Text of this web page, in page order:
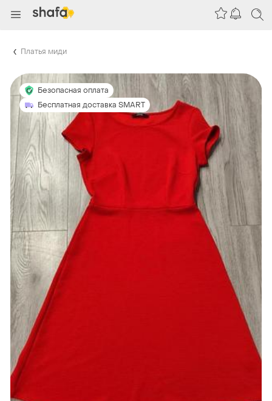
Платья миди
Безопасная оплата
Бесплатная доставка SMART